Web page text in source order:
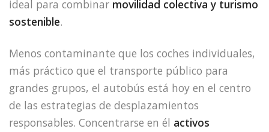
ideal para combinar movilidad colectiva y turismo
sostenible.
Menos contaminante que los coches individuales,
más práctico que el transporte público para
grandes grupos, el autobús está hoy en el centro
de las estrategias de desplazamientos
responsables. Concentrarse en él activos